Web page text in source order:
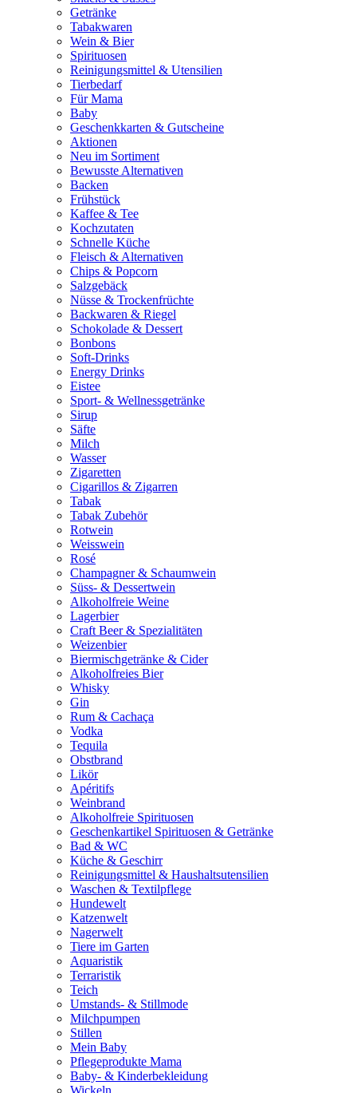
Getränke
Tabakwaren
Wein & Bier
Spirituosen
Reinigungsmittel & Utensilien
Tierbedarf
Für Mama
Baby
Geschenkkarten & Gutscheine
Aktionen
Neu im Sortiment
Bewusste Alternativen
Backen
Frühstück
Kaffee & Tee
Kochzutaten
Schnelle Küche
Fleisch & Alternativen
Chips & Popcorn
Salzgebäck
Nüsse & Trockenfrüchte
Backwaren & Riegel
Schokolade & Dessert
Bonbons
Soft-Drinks
Energy Drinks
Eistee
Sport- & Wellnessgetränke
Sirup
Säfte
Milch
Wasser
Zigaretten
Cigarillos & Zigarren
Tabak
Tabak Zubehör
Rotwein
Weisswein
Rosé
Champagner & Schaumwein
Süss- & Dessertwein
Alkoholfreie Weine
Lagerbier
Craft Beer & Spezialitäten
Weizenbier
Biermischgetränke & Cider
Alkoholfreies Bier
Whisky
Gin
Rum & Cachaça
Vodka
Tequila
Obstbrand
Likör
Apéritifs
Weinbrand
Alkoholfreie Spirituosen
Geschenkartikel Spirituosen & Getränke
Bad & WC
Küche & Geschirr
Reinigungsmittel & Haushaltsutensilien
Waschen & Textilpflege
Hundewelt
Katzenwelt
Nagerwelt
Tiere im Garten
Aquaristik
Terraristik
Teich
Umstands- & Stillmode
Milchpumpen
Stillen
Mein Baby
Pflegeprodukte Mama
Baby- & Kinderbekleidung
Wickeln